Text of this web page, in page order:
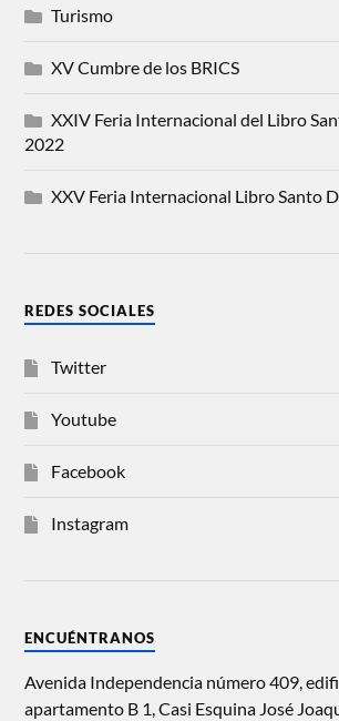
Turismo
XV Cumbre de los BRICS
XXIV Feria Internacional del Libro
2022
XXV Feria Internacional Libro Santo
REDES SOCIALES
Twitter
Youtube
Facebook
Instagram
ENCUÉNTRANOS
Avenida Independencia número 409,
apartamento B 1, Casi Esquina José